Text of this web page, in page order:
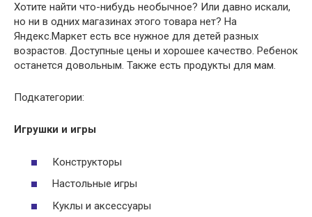
Хотите найти что-нибудь необычное? Или давно искали,
но ни в одних магазинах этого товара нет? На
Яндекс.Маркет есть все нужное для детей разных
возрастов. Доступные цены и хорошее качество. Ребенок
останется довольным. Также есть продукты для мам.
Подкатегории:
Игрушки и игры
Конструкторы
Настольные игры
Куклы и аксессуары